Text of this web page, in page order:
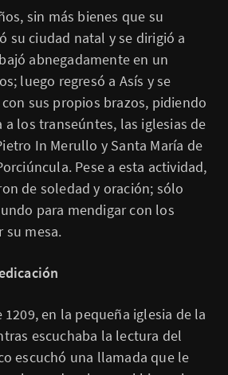
sin más bienes que su
su ciudad natal y se dirigió a
abnegadamente en un
luego regresó a Asís y se
sus propios brazos, pidiendo
a los transeúntes, las iglesias de
In Merullo y Santa María de
Pese a esta actividad,
de soledad y oración; sólo
para mendigar con los
su mesa.
1209, en la pequeña iglesia de la
escuchaba la lectura del
escuchó una llamada que le